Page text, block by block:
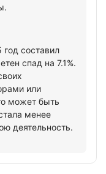
год составил
спад на 7.1%.
или
может быть
менее
деятельность.